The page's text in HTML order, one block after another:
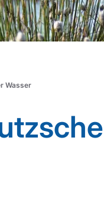
Wasser